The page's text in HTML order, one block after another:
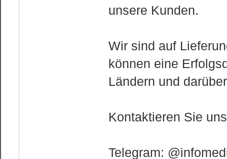
unsere Kunden.
Wir sind auf
können eine
Ländern und
Kontaktieren Sie
Telegram: